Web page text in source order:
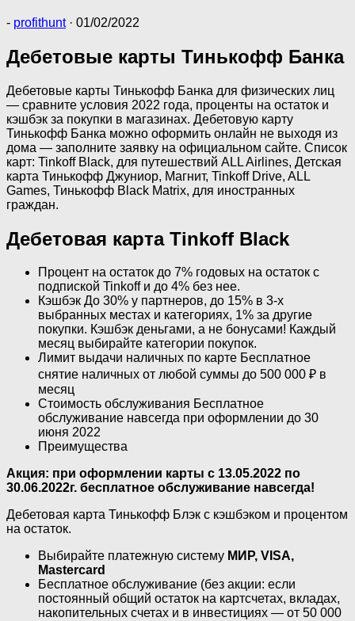
- profithunt · 01/02/2022
Дебетовые карты Тинькофф Банка
Дебетовые карты Тинькофф Банка для физических лиц
— сравните условия 2022 года, проценты на остаток и
кэшбэк за покупки в магазинах. Дебетовую карту
Тинькофф Банка можно оформить онлайн не выходя из
дома — заполните заявку на официальном сайте. Список
карт: Tinkoff Black, для путешествий ALL Airlines, Детская
карта Тинькофф Джуниор, Магнит, Tinkoff Drive, ALL
Games, Тинькофф Black Matrix, для иностранных
граждан.
Дебетовая карта Tinkoff Black
Процент на остаток до 7% годовых на остаток с
подпиской Tinkoff и до 4% без нее.
Кэшбэк До 30% у партнеров, до 15% в 3-х
выбранных местах и категориях, 1% за другие
покупки. Кэшбэк деньгами, а не бонусами! Каждый
месяц выбирайте категории покупок.
Лимит выдачи наличных по карте Бесплатное
снятие наличных от любой суммы до 500 000 ₽ в
месяц
Стоимость обслуживания Бесплатное
обслуживание навсегда при оформлении до 30
июня 2022
Преимущества
Акция: при оформлении карты​ с 13.05.2022 по
30.06.2022г. бесплатное обслуживание навсегда!
Дебетовая карта Тинькофф Блэк с кэшбэком и процентом
на остаток.
Выбирайте платежную систему МИР, VISA,
Mastercard
Бесплатное обслуживание (без акции: если
постоянный общий остаток на картсчетах, вкладах,
накопительных счетах и в инвестициях — от 50 000